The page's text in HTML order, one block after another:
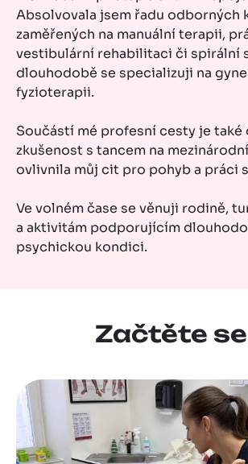
Absolvovala jsem řadu odborných
zaměřených na manuální terapii,
vestibulární rehabilitaci či spirální
dlouhodobě se specializuji na
fyzioterapii.
Součástí mé profesní cesty je také
zkušenost s tancem na
ovlivnila můj cit pro pohyb a práci
Ve volném čase se věnuji rodině,
a aktivitám podporujícím
psychickou kondici.
Začtěte